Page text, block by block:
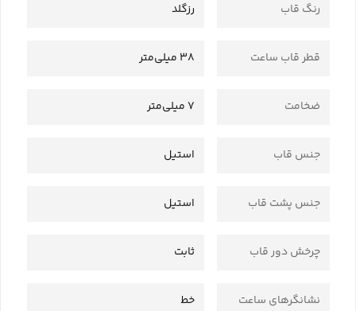
رنگ قاب رزگلد
قطر قاب ساعت 38 میلی‌متر
ضخامت 7 میلی‌متر
جنس قاب استیل
جنس پشت قاب استیل
چرخش دور قاب ثابت
نشانگرهای ساعت خط